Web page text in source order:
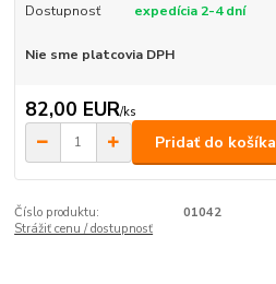
Dostupnosť expedícia 2-4 dní
Nie sme platcovia DPH
82,00 EUR/ks
Pridať do košíka
Číslo produktu:
01042
Strážiť cenu / dostupnosť